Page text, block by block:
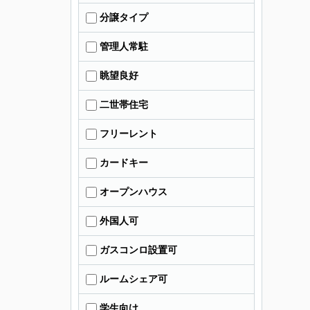
分譲タイプ
管理人常駐
眺望良好
二世帯住宅
フリーレント
カードキー
オープンハウス
外国人可
ガスコンロ設置可
ルームシェア可